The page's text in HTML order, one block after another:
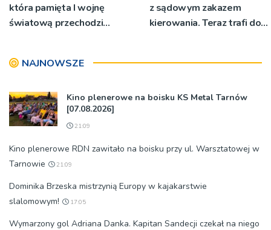
która pamięta I wojnę
światową przechodzi
z sądowym zakazem
kierowania. Teraz trafi do
NAJNOWSZE
Kino plenerowe na boisku KS Metal Tarnów
[07.08.2026]
21:09
Kino plenerowe RDN zawitało na boisku przy ul. Warsztatowej w
Tarnowie
21:09
Dominika Brzeska mistrzynią Europy w kajakarstwie
slalomowym!
17:05
Wymarzony gol Adriana Danka. Kapitan Sandecji czekał na niego